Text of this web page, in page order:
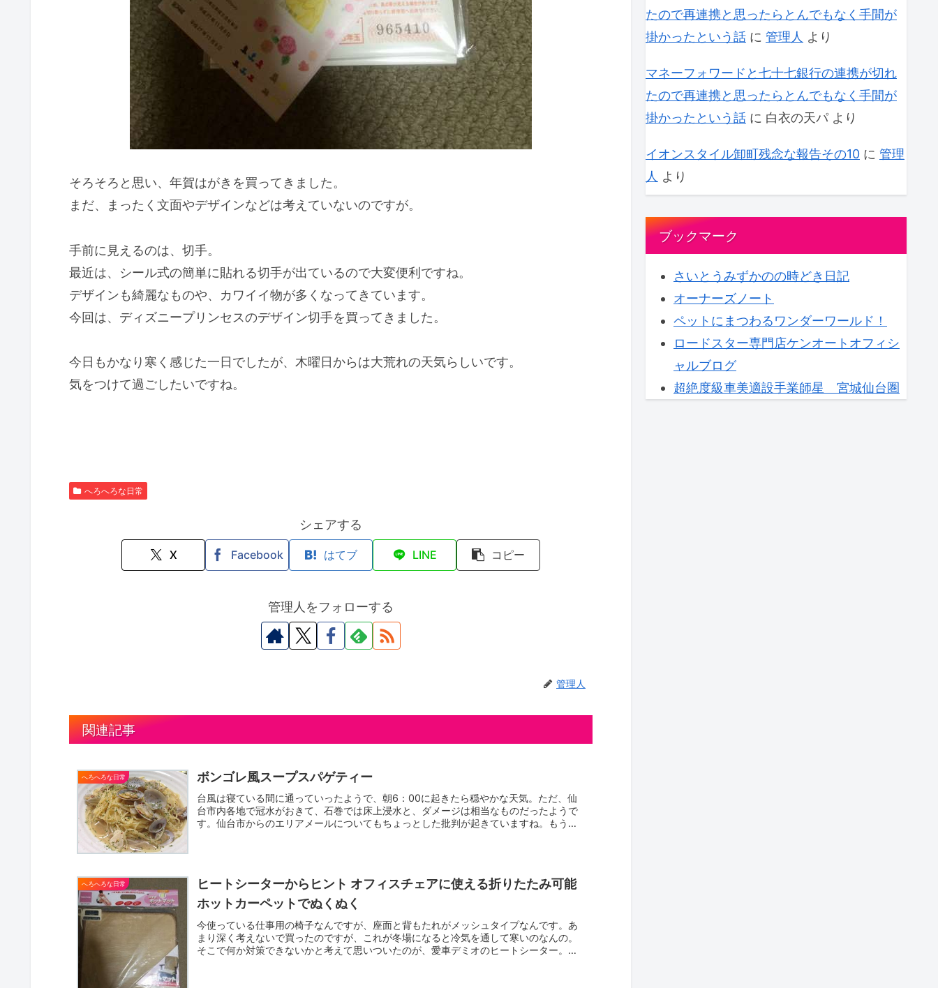
そろそろと思い、年賀はがきを買ってきました。
まだ、まったく文面やデザインなどは考えていないのですが。
手前に見えるのは、切手。
最近は、シール式の簡単に貼れる切手が出ているので大変便利ですね。
デザインも綺麗なものや、カワイイ物が多くなってきています。
今回は、ディズニープリンセスのデザイン切手を買ってきました。
今日もかなり寒く感じた一日でしたが、木曜日からは大荒れの天気らしいです。
気をつけて過ごしたいですね。
へろへろな日常
シェアする
X Facebook はてブ LINE コピー
管理人をフォローする
管理人
関連記事
へろへろな日常 ボンゴレ風スープスパゲティー
台風は寝ている間に通っていったようで、朝6：00に起きたら穏やかな天気。ただ、仙
台市内各地で冠水がおきて、石巻では床上浸水と、ダメージは相当なものだったようで
す。仙台市からのエリアメールについてもちょっとした批判が起きていますね。もう少
へろへろな日常
ヒートシーターからヒント オフィスチェアに使える折りたたみ可能
ホットカーペットでぬくぬく
今使っている仕事用の椅子なんですが、座面と背もたれがメッシュタイプなんです。あ
まり深く考えないで買ったのですが、これが冬場になると冷気を通して寒いのなんの。
そこで何か対策できないかと考えて思いついたのが、愛車デミオのヒートシーター。こ
たので再連携と思ったらとんでもなく手間が
掛かったという話 に 管理人 より
マネーフォワードと七十七銀行の連携が切れ
たので再連携と思ったらとんでもなく手間が
掛かったという話 に 白衣の天パより
イオンスタイル卸町残念な報告その10 に 管理
人 より
ブックマーク
さいとうみずかのの時どき日記
オーナーズノート
ペットにまつわるワンダーワールド！
ロードスター専門店ケンオートオフィシ
ャルブログ
超絶度級車美適設手業師星 宮城仙台圏